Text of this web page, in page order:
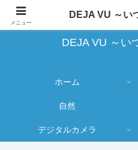
蔵出し写真の大売り出
DEJA VU ～い
ホーム
自然
デジタルカメラ
メニュー
DEJA VU ～い